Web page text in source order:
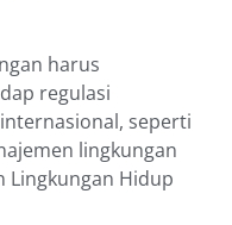
harus
regulasi
seperti
lingkungan
Lingkungan Hidup